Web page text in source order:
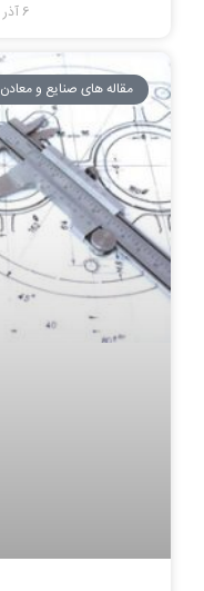
6 آذر 1399
مقاله های صنایع و معادن